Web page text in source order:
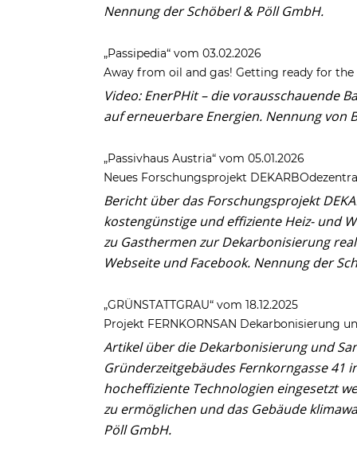
Nennungder Schöberl & Pöll GmbH.
„Passipedia“ vom 03.02.2026
Away from oil and gas! Getting ready for
Video: EnerPHit – die vorausschauende
auf erneuerbare Energien. Nennung von
„Passivhaus Austria“ vom 05.01.2026
Neues Forschungsprojekt
Bericht über das Forschungsprojekt
kostengünstige und effiziente Heiz- und
zu Gasthermen zur Dekarbonisierung
Webseite und Facebook. Nennungder
„GRÜNSTATTGRAU“ vom 18.12.2025
Projekt FERNKORNSAN Dekarbonisierung
Artikel über die Dekarbonisierung und
Gründerzeitgebäudes Fernkorngasse 41
hocheffiziente Technologien eingesetzt
zu ermöglichen und das Gebäude
Pöll GmbH.